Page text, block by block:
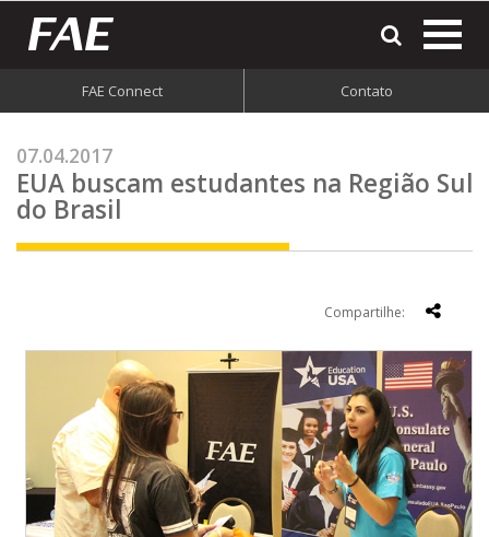
FAE Connect Contato
07.04.2017
EUA buscam estudantes na Região Sul
do Brasil
Compartilhe: